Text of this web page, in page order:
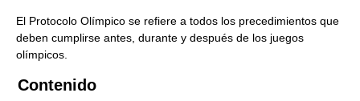
El Protocolo Olímpico se refiere a todos los precedimientos que
deben cumplirse antes, durante y después de los juegos
olímpicos.
Contenido